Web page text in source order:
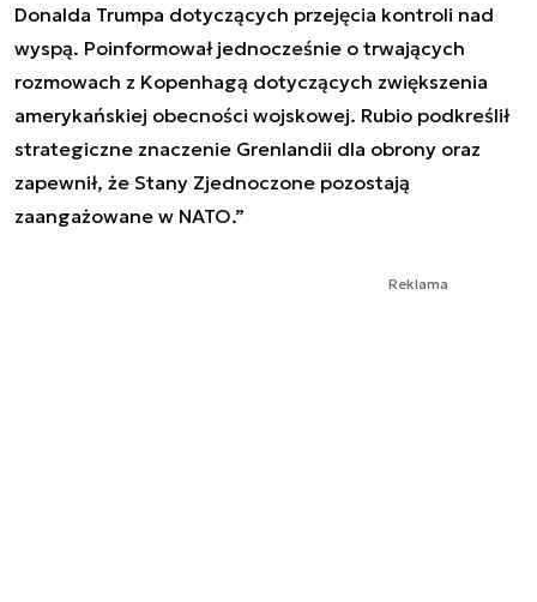
Donalda Trumpa dotyczących przejęcia kontroli nad
wyspą. Poinformował jednocześnie o trwających
rozmowach z Kopenhagą dotyczących zwiększenia
amerykańskiej obecności wojskowej. Rubio podkreślił
strategiczne znaczenie Grenlandii dla obrony oraz
zapewnił, że Stany Zjednoczone pozostają
zaangażowane w NATO.”
Reklama